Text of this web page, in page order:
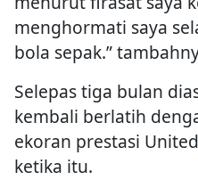
menghormati saya
bola sepak.”
Selepas tiga bulan
kembali berlatih
ekoran prestasi
ketika itu.